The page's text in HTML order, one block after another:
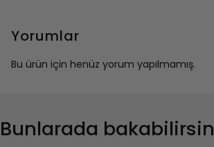
Yorumlar
Bu ürün için henüz yorum yapılmamış.
Bunlarada bakabilirsin